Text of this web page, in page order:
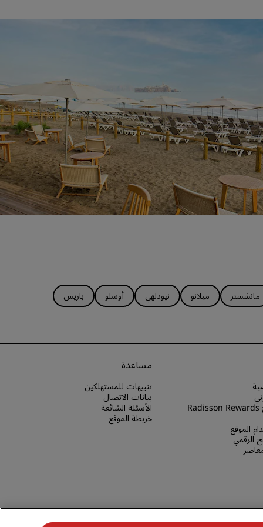
مانشستر ميلانو نيودلهي أوسلو
باريس
شروط برنامج Radisson Rewards
الموقع
الرقمي
مساعدة
تنبيهات للمستهلكين
بيانات الاتصال
الأسئلة الشائعة
خريطة الموقع